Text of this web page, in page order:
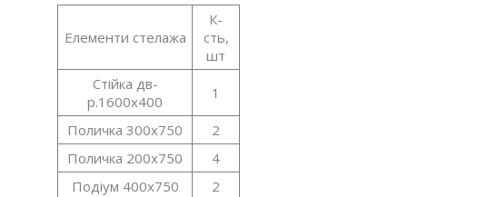
Елементи стелажа
К-
сть,
шт
Стійка дв-
р.1600х400
1
Поличка 300х750
2
Поличка 200х750
4
Подіум 400х750
2